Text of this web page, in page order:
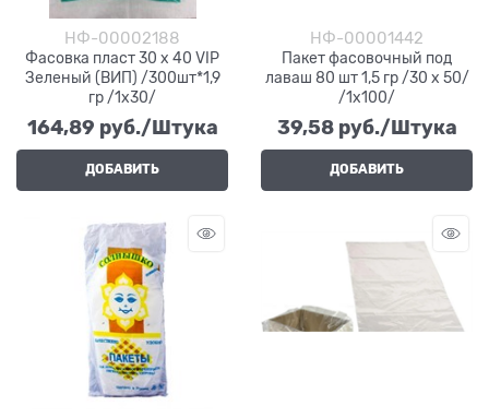
НФ-00002188
Фасовка пласт 30 х 40 VIP
Зеленый (ВИП) /300шт*1,9
гр /1х30/
164,89 руб./Штука
ДОБАВИТЬ
НФ-00001442
Пакет фасовочный под
лаваш 80 шт 1,5 гр /30 х 50/
/1х100/
39,58 руб./Штука
ДОБАВИТЬ